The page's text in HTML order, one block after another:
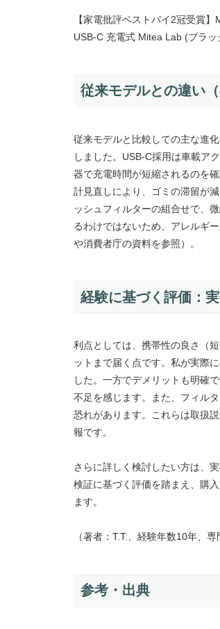
【家電批評ベストバイ2冠受賞
USB-C 充電式 Mitea Lab (ブラ
従来モデルとの違い
従来モデルと比較しての主な進
しました。USB-C採用は車載ア
器で充電時間が短縮されるのを
計見直しにより、ゴミの滞留が
ッシュフィルターの組合せで、
るわけではないため、アレルギ
や消費者庁の資料を参照）。
経験に基づく評価：
利点としては、携帯性の良さ（
ットまで届く点です。私が実際
した。一方でデメリットも明確
不足を感じます。また、フィル
恐れがあります。これらは取扱
報です。
さらに詳しく検討したい方は、
検証に基づく評価を踏まえ、購
ます。
（著者：T.T.、経験年数10年、
参考・出典